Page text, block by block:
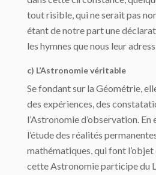
tout risible, qui ne serait pas
étant de notre part une
les hymnes que nous leur
c) L’Astronomie véritable
Se fondant sur la Géométrie,
des expériences, des
l’Astronomie d’observation.
l’étude des réalités
mathématiques, qui font
cette Astronomie participe du